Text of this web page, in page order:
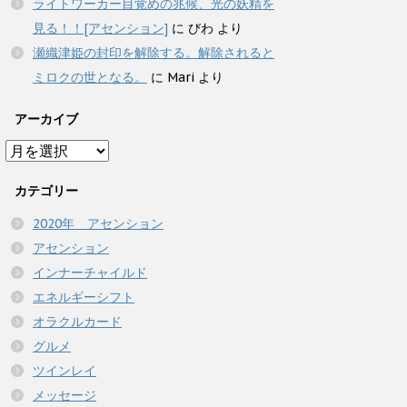
ライトワーカー目覚めの兆候、光の妖精を
見る！！[アセンション] に びわ より
瀬織津姫の封印を解除する。解除されると
ミロクの世となる。
に Mari より
アーカイブ
ア
カ
ブ
カテゴリー
2020年 アセンション
アセンション
インナーチャイルド
エネルギーシフト
オラクルカード
グルメ
ツインレイ
メッセージ